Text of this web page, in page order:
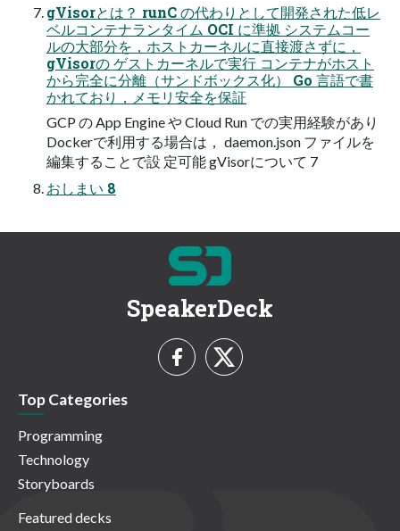
gVisorとは？ runC の代わりとして開発された低レ
ベルコンテナランタイム OCI に準拠 システムコー
ルの大部分を，ホストカーネルに直接渡さずに，
gVisorの ゲストカーネルで実行 コンテナがホスト
から完全に分離（サンドボックス化） Go 言語で書
かれており，メモリ安全を保証
GCP の App Engine や Cloud Run での実用経験があり
Dockerで利用する場合は， daemon.json ファイルを
編集することで設 定可能 gVisorについて 7
おしまい 8
SpeakerDeck
Top Categories
Programming
Technology
Storyboards
Featured decks